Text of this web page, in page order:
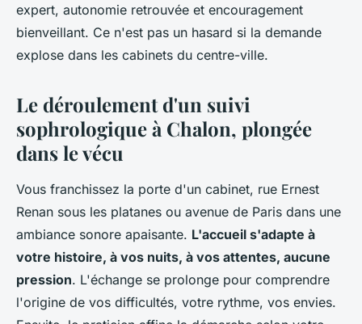
expert, autonomie retrouvée et encouragement
bienveillant. Ce n'est pas un hasard si la demande
explose dans les cabinets du centre-ville.
Le déroulement d'un suivi
sophrologique à Chalon, plongée
dans le vécu
Vous franchissez la porte d'un cabinet, rue Ernest
Renan sous les platanes ou avenue de Paris dans une
ambiance sonore apaisante. L'accueil s'adapte à
votre histoire, à vos nuits, à vos attentes, aucune
pression. L'échange se prolonge pour comprendre
l'origine de vos difficultés, votre rythme, vos envies.